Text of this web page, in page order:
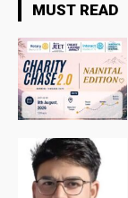
MUST READ